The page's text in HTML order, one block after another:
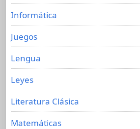
Informática
Juegos
Lengua
Leyes
Literatura Clásica
Matemáticas